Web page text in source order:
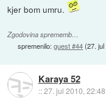
kjer bom umru.
Zgodovina sprememb…
spremenilo:guest #44(27.
Karaya 52
::27. jul 2010, 22:48